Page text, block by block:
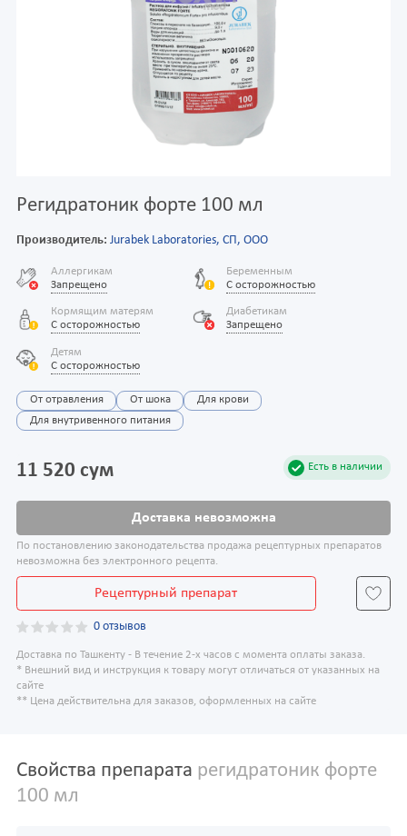
Регидратоник форте 100 мл
Производитель: Jurabek Laboratories, СП, ООО
Аллергикам
Запрещено
Беременным
С осторожностью
Кормящим матерям
С осторожностью
Диабетикам
Запрещено
Детям
С осторожностью
От отравления От шока
Для крови
Для внутривенного питания
Есть в наличии
11 520 сум
Доставка невозможна
По постановлению законодательства продажа рецептурных препаратов
невозможна без электронного рецепта.
Рецептурный препарат
0 отзывов
Доставка по Ташкенту - В течение 2-х часов с момента оплаты заказа.
* Внешний вид и инструкция к товару могут отличаться от указанных на
сайте
** Цена действительна для заказов, оформленных на сайте
Свойства препарата регидратоник форте
100 мл